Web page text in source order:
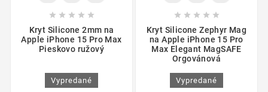
    
Kryt Silicone 2mm na
Apple iPhone 15 Pro Max
Pieskovo ružový
Vypredané
    
Kryt Silicone Zephyr Mag
na Apple iPhone 15 Pro
Max Elegant MagSAFE
Orgovánová
Vypredané